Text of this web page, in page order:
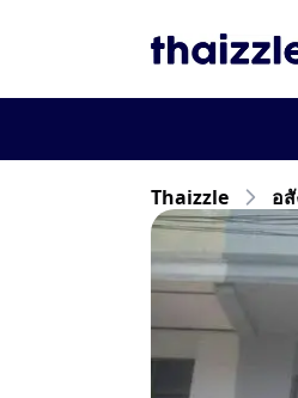
Thaizzle อ